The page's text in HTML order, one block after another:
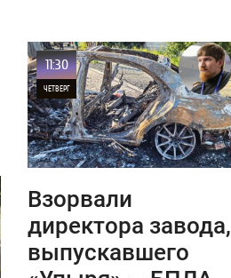
11:30
ЧЕТВЕРГ
0
9
Взорвали
директора завода,
выпускавшего